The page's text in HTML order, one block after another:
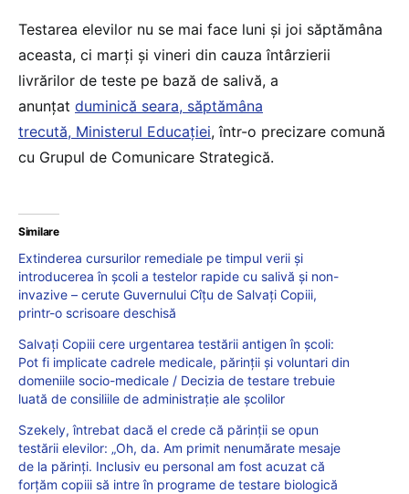
Testarea elevilor nu se mai face luni și joi săptămâna
aceasta, ci marți și vineri din cauza întârzierii
livrărilor de teste pe bază de salivă, a
anunțat duminică seara, săptămâna
trecută, Ministerul Educației, într-o precizare comună
cu Grupul de Comunicare Strategică.
Similare
Extinderea cursurilor remediale pe timpul verii și
introducerea în școli a testelor rapide cu salivă și non-
invazive – cerute Guvernului Cîțu de Salvați Copiii,
printr-o scrisoare deschisă
Salvați Copiii cere urgentarea testării antigen în școli:
Pot fi implicate cadrele medicale, părinții și voluntari din
domeniile socio-medicale / Decizia de testare trebuie
luată de consiliile de administrație ale școlilor
Szekely, întrebat dacă el crede că părinții se opun
testării elevilor: „Oh, da. Am primit nenumărate mesaje
de la părinți. Inclusiv eu personal am fost acuzat că
forțăm copiii să intre în programe de testare biologică